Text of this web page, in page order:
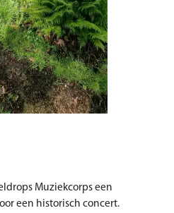
Muziekcorps een
een historisch concert.